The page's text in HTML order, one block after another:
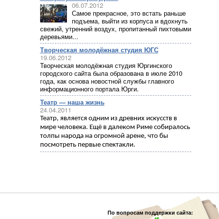
06.07.2012
Самое прекрасное, это встать раньше
подъема, выйти из корпуса и вдохнуть
свежий, утренний воздух, пропитанный пихтовыми
деревьями...
Творческая молодёжная студия ЮГС
19.06.2012
Творческая молодёжная студия Юргинского
городского сайта была образована в июле 2010
года, как основа новостной службы главного
информационного портала Юрги.
Театр — наша жизнь
24.04.2011
Театр, является одним из древних искусств в
мире человека. Ещё в далеком Риме собиралось
толпы народа на огромной арене, что бы
посмотреть первые спектакли.
По вопросам поддержки сайта: